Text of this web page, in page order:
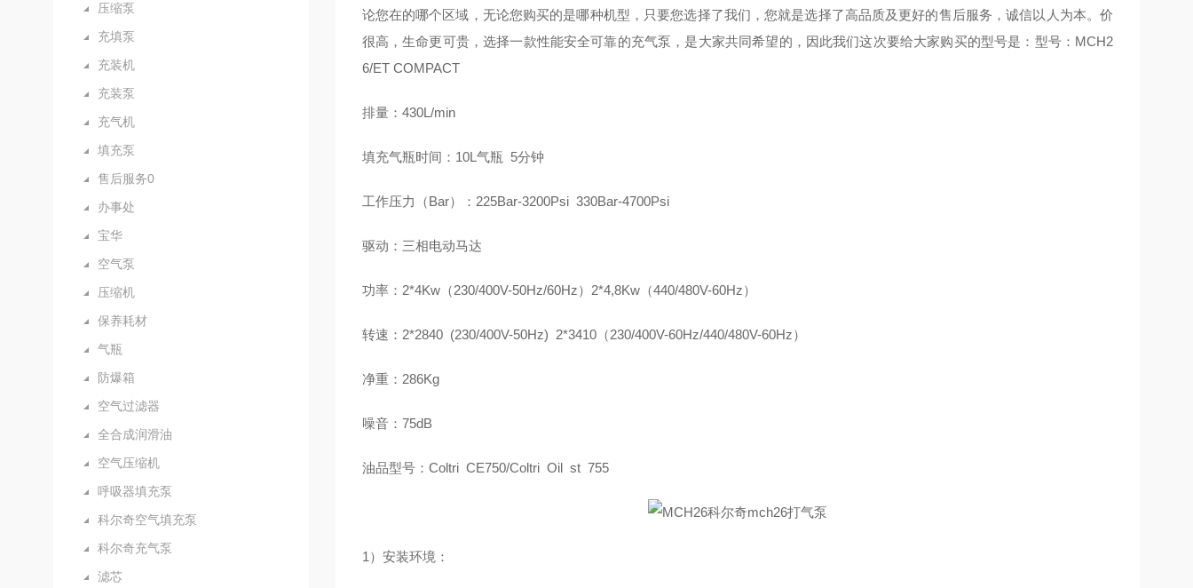
压缩泵
充填泵
充装机
充装泵
充气机
填充泵
售后服务0
办事处
宝华
空气泵
压缩机
保养耗材
气瓶
防爆箱
空气过滤器
全合成润滑油
空气压缩机
呼吸器填充泵
科尔奇空气填充泵
科尔奇充气泵
滤芯
论您在的哪个区域，无论您购买的是哪种机型，只要您选择了我们，您就是选择了高品质及更好的售后服务，诚信以人为本。价
很高，生命更可贵，选择一款性能安全可靠的充气泵，是大家共同希望的，因此我们这次要给大家购买的型号是：型号：MCH2
6/ET COMPACT
排量：430L/min
填充气瓶时间：10L气瓶 5分钟
工作压力（Bar）：225Bar-3200Psi 330Bar-4700Psi
驱动：三相电动马达
功率：2*4Kw（230/400V-50Hz/60Hz）2*4,8Kw（440/480V-60Hz）
转速：2*2840 (230/400V-50Hz) 2*3410（230/400V-60Hz/440/480V-60Hz）
净重：286Kg
噪音：75dB
油品型号：Coltri CE750/Coltri Oil st 755
1）安装环境：